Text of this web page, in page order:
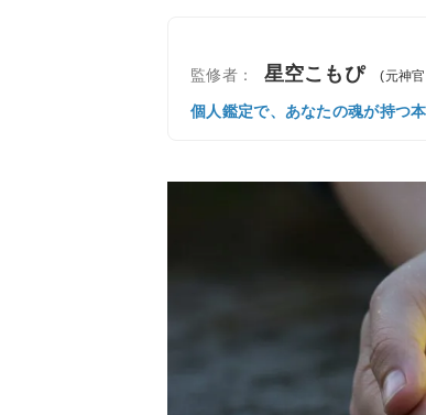
監修者： 星空こもぴ (元神
個人鑑定で、あなたの魂が持つ